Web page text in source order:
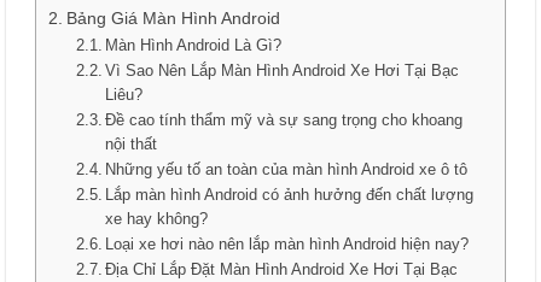
Bảng Giá Màn Hình Android
Màn Hình Android Là Gì?
Vì Sao Nên Lắp Màn Hình Android Xe Hơi Tại Bạc
Liêu?
Đề cao tính thẩm mỹ và sự sang trọng cho khoang
nội thất
Những yếu tố an toàn của màn hình Android xe ô tô
Lắp màn hình Android có ảnh hưởng đến chất lượng
xe hay không?
Loại xe hơi nào nên lắp màn hình Android hiện nay?
Địa Chỉ Lắp Đặt Màn Hình Android Xe Hơi Tại Bạc